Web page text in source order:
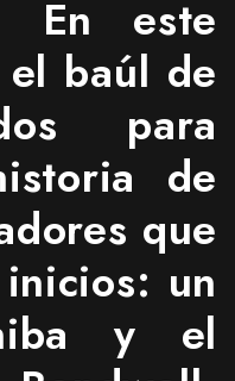
En este
baúl de
para
de
que
un
y el